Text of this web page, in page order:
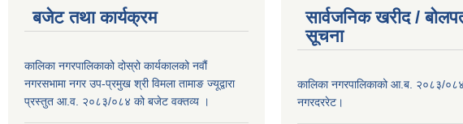
बजेट तथा कार्यक्रम
कालिका नगरपालिकाको दोस्रो कार्यकालको नवौं
नगरसभामा नगर उप-प्रमुख श्री विमला तामाङ ज्यूद्वारा
प्रस्तुत आ.व. २०८३/०८४ को बजेट वक्तव्य ।
सार्वजनिक खरीद /
सूचना
कालिका नगरपालिकाको आ.ब. २०८३/
नगरदररेट।